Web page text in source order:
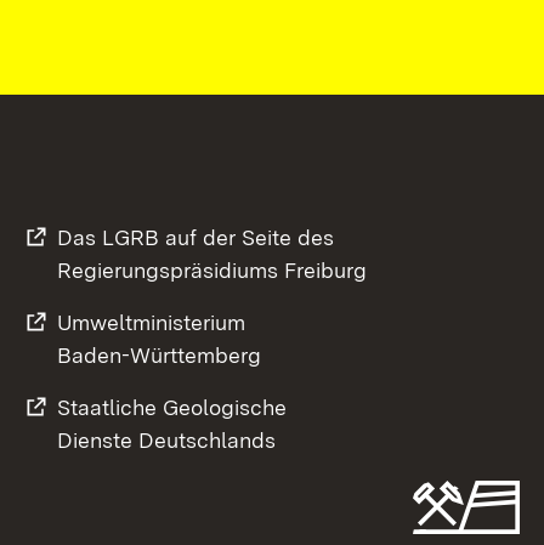
Das LGRB auf der Seite des
Regierungspräsidiums Freiburg
Umweltministerium
Baden-Württemberg
Staatliche Geologische
Dienste Deutschlands